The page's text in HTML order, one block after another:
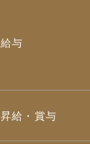
給与
昇給・賞与